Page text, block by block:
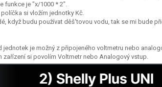
funkce je "x/1000 * 2".
si vložím jednotky Kč.
když budu používat děš'tovou vodu, tak se mi bude
jednotek je možný z připojeného voltmetru nebo
zařízení si povolím Voltmetr nebo Analogový vstup.